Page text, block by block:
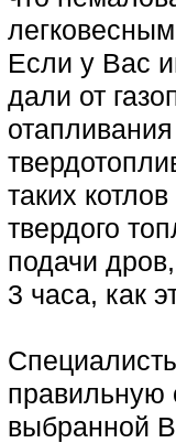
Если у Вас
дали от
таких
твердого
подачи
3 часа, как
правильную
выбранной